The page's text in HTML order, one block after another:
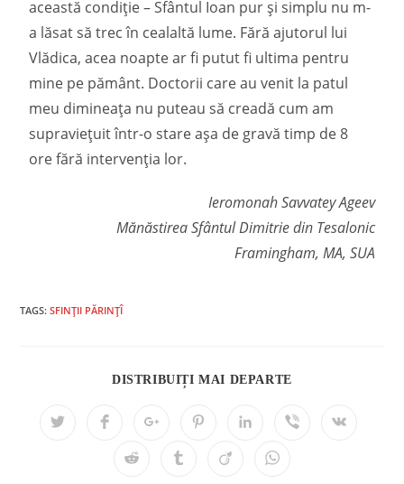
această condiție – Sfântul Ioan pur și simplu nu m-
a lăsat să trec în cealaltă lume. Fără ajutorul lui
Vlădica, acea noapte ar fi putut fi ultima pentru
mine pe pământ. Doctorii care au venit la patul
meu dimineața nu puteau să creadă cum am
supraviețuit într-o stare așa de gravă timp de 8
ore fără intervenția lor.
Ieromonah Savvatey Ageev
Mănăstirea Sfântul Dimitrie din Tesalonic
Framingham, MA, SUA
TAGS:SFINȚII PĂRINȚÎ
DISTRIBUIȚI MAI DEPARTE